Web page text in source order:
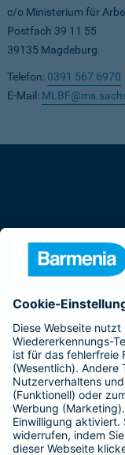
c/o Ministerium für
Postfach 39 11 55
39135 Magdeburg
Telefon: 0391 567 6970
E-Mail: